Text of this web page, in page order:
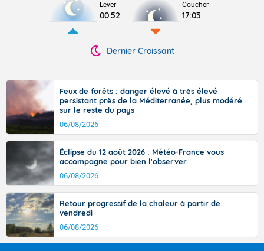
Lever
00:52
Coucher
17:03
Dernier Croissant
Feux de forêts : danger élevé à très élevé
persistant près de la Méditerranée, plus modéré
sur le reste du pays
06/08/2026
Éclipse du 12 août 2026 : Météo-France vous
accompagne pour bien l'observer
06/08/2026
Retour progressif de la chaleur à partir de
vendredi
06/08/2026